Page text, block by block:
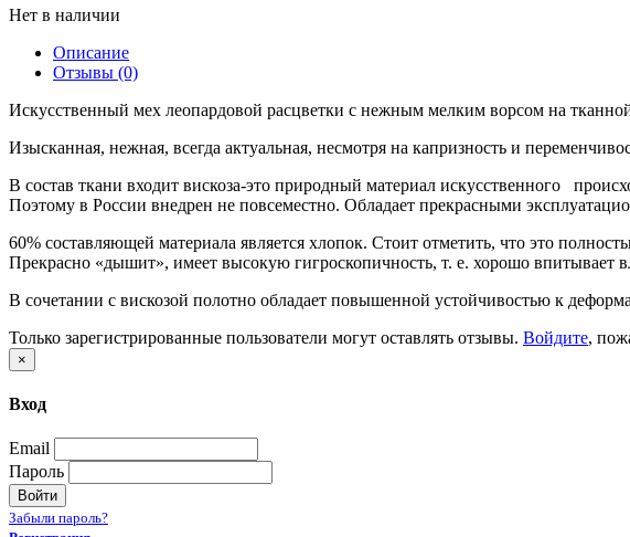
Нет в наличии
Описание
Отзывы (0)
Искусственный мех леопардовой расцветки c нежным мелким ворсом на
Изысканная, нежная, всегда актуальная, несмотря на капризность и
В состав ткани входит вискоза-это природный материал искусственного
Поэтому в России внедрен не повсеместно. Обладает прекрасными
60% составляющей материала является хлопок. Стоит отметить, что это
Прекрасно «дышит», имеет высокую гигроскопичность, т. е. хорошо впитывает
В сочетании c вискозой полотно обладает повышенной устойчивостью к
Только зарегистрированные пользователи могут оставлять отзывы. Войдите,
×
Вход
Email
Пароль
Войти
Забыли пароль?